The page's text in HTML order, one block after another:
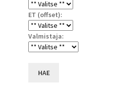
ET (offset):
Valmistaja:
HAE